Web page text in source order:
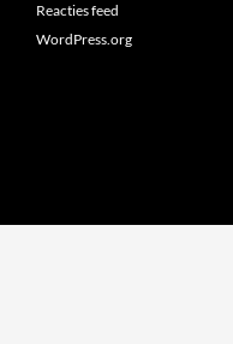
Reacties feed
WordPress.org